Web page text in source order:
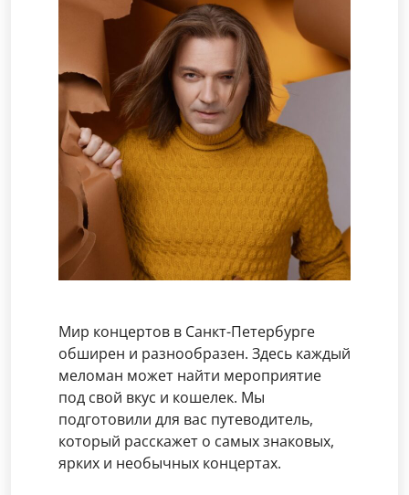
Мир концертов в Санкт-Петербурге
обширен и разнообразен. Здесь каждый
меломан может найти мероприятие
под свой вкус и кошелек. Мы
подготовили для вас путеводитель,
который расскажет о самых знаковых,
ярких и необычных концертах.